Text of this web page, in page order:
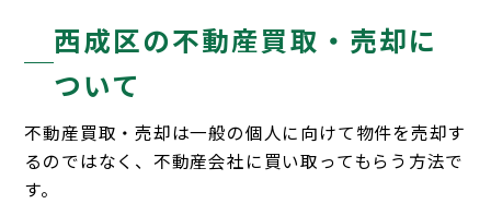
西成区の不動産買取・売却に
ついて
不動産買取・売却は一般の個人に向けて物件を売却す
るのではなく、不動産会社に買い取ってもらう方法で
す。